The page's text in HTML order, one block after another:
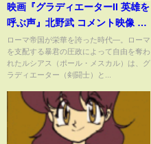
映画『グラディエーターII 英雄を
呼ぶ声』北野武 コメント映像 11
月15日（金）劇場公開
ローマ帝国が栄華を誇った時代―。ローマ
を支配する暴君の圧政によって自由を奪わ
れたルシアス（ポール・メスカル）は、グ
ラディエーター（剣闘士）と...